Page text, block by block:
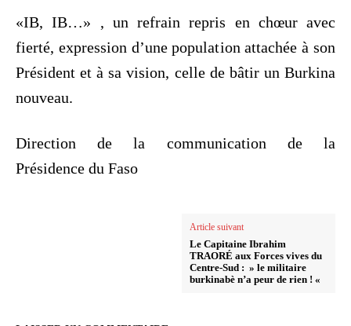
«IB, IB…» , un refrain repris en chœur avec
fierté, expression d’une population attachée à son
Président et à sa vision, celle de bâtir un Burkina
nouveau.
Direction de la communication de la
Présidence du Faso
Article suivant
Le Capitaine Ibrahim
TRAORÉ aux Forces vives du
Centre-Sud : » le militaire
burkinabè n’a peur de rien ! «